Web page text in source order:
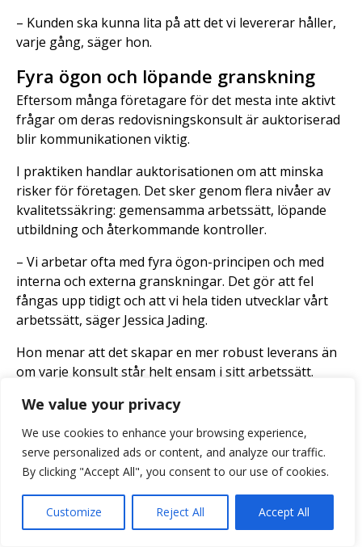
We value your privacy
We use cookies to enhance your browsing experience,
serve personalized ads or content, and analyze our traffic.
By clicking "Accept All", you consent to our use of cookies.
Customize Reject All Accept All
– Kunden ska kunna lita på att det vi levererar håller,
varje gång, säger hon.
Fyra ögon och löpande granskning
Eftersom många företagare för det mesta inte aktivt
frågar om deras redovisningskonsult är auktoriserad
blir kommunikationen viktig.
I praktiken handlar auktorisationen om att minska
risker för företagen. Det sker genom flera nivåer av
kvalitetssäkring: gemensamma arbetssätt, löpande
utbildning och återkommande kontroller.
– Vi arbetar ofta med fyra ögon-principen och med
interna och externa granskningar. Det gör att fel
fångas upp tidigt och att vi hela tiden utvecklar vårt
arbetssätt, säger Jessica Jading.
Hon menar att det skapar en mer robust leverans än
om varje konsult står helt ensam i sitt arbetssätt.
Trygghet som värde i leveransen
För Jessica Jading är trygghet det centrala värdet i
auktorisationen.
– Vi kan aldrig garantera att allt blir perfekt, men vi
kan garantera att det finns strukturer som fångar
upp fel och säkerställer kvaliteten över tid.